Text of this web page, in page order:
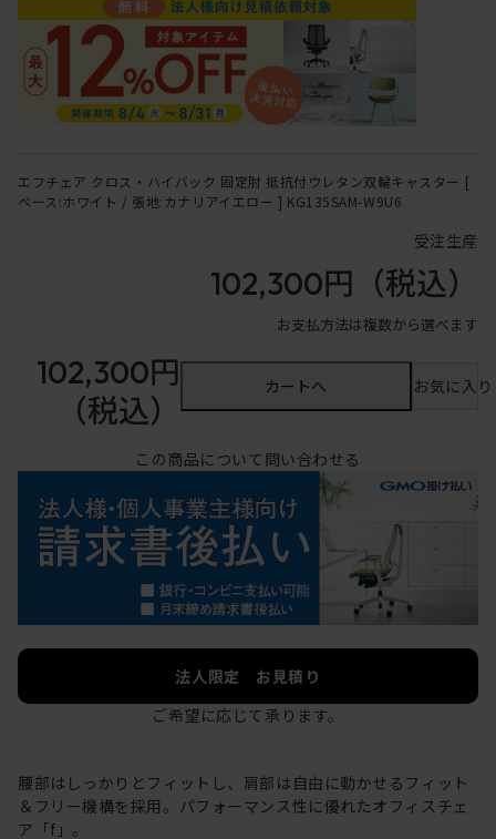
エフチェア クロス・ハイバック 固定肘 抵抗付ウレタン双輪キャスター [
ベース:ホワイト / 張地:カナリアイエロー ] KG135SAM-W9U6
受注生産
102,300円 （税込）
お支払方法は複数から選べます
102,300円
（税込）
カートへ お気に入
この商品について問い合わせる
法人限定 お見積り
ご希望に応じて承ります。
腰部はしっかりとフィットし、肩部は自由に動かせるフィット
＆フリー機構を採用。パフォーマンス性に優れたオフィスチェ
ア「f」。